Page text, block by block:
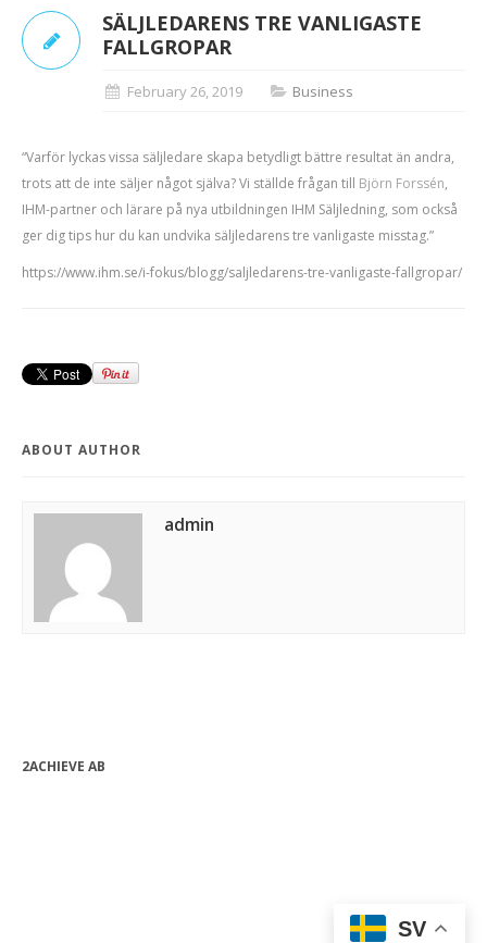
SÄLJLEDARENS TRE VANLIGASTE
FALLGROPAR
February 26, 2019 Business
“Varför lyckas vissa säljledare skapa betydligt bättre resultat än andra,
trots att de inte säljer något själva? Vi ställde frågan till Björn Forssén,
IHM-partner och lärare på nya utbildningen IHM Säljledning, som också
ger dig tips hur du kan undvika säljledarens tre vanligaste misstag.”
https://www.ihm.se/i-fokus/blogg/saljledarens-tre-vanligaste-fallgropar/
ABOUT AUTHOR
admin
2ACHIEVE AB
SV